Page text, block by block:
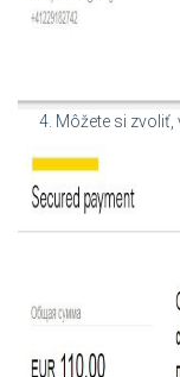
4. Môžete si zvoliť,